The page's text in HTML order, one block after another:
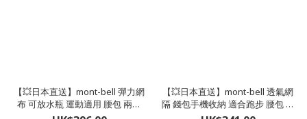
【💥日本直送】mont-bell 彈力網
布 可放水瓶 運動適用 腰包 兩色
bum bags
【💥日本直送】mont-bell 透氣網
隔 錢包手機收納 適合跑步 腰包 兩
色 M尺寸